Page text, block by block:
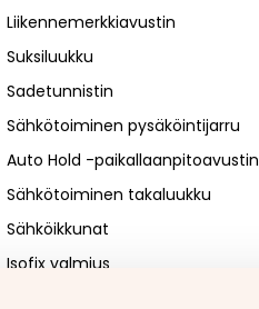
Liikennemerkkiavustin
Suksiluukku
Sadetunnistin
Sähkötoiminen pysäköintijarru
Auto Hold -paikallaanpitoavustin
Sähkötoiminen takaluukku
Sähköikkunat
Isofix valmius